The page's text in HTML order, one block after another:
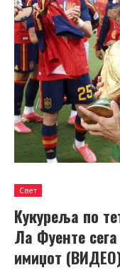
Свет
Кукуреља по
Ла Фуенте
имиџот